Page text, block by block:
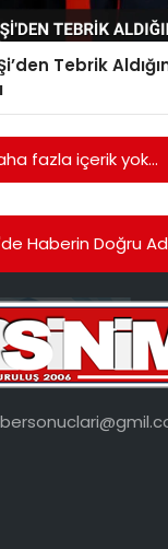
Tebrik
fazla içerik yok...
Haberin Doğru